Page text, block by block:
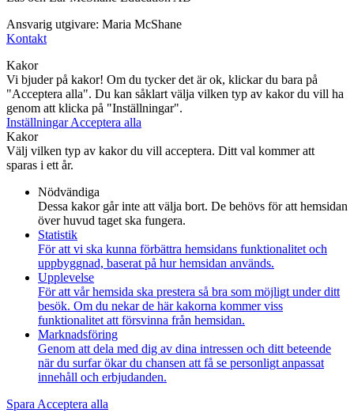
Ansvarig utgivare: Maria McShane
Kontakt
Kakor
Vi bjuder på kakor! Om du tycker det är ok, klickar du bara på
"Acceptera alla". Du kan såklart välja vilken typ av kakor du vill ha
genom att klicka på "Inställningar".
InställningarAcceptera alla
Kakor
Välj vilken typ av kakor du vill acceptera. Ditt val kommer att
sparas i ett år.
Nödvändiga
Dessa kakor går inte att välja bort. De behövs för att hemsidan
över huvud taget ska fungera.
Statistik
För att vi ska kunna förbättra hemsidans funktionalitet och
uppbyggnad, baserat på hur hemsidan används.
Upplevelse
För att vår hemsida ska prestera så bra som möjligt under ditt
besök. Om du nekar de här kakorna kommer viss
funktionalitet att försvinna från hemsidan.
Marknadsföring
Genom att dela med dig av dina intressen och ditt beteende
när du surfar ökar du chansen att få se personligt anpassat
innehåll och erbjudanden.
Spara Acceptera alla